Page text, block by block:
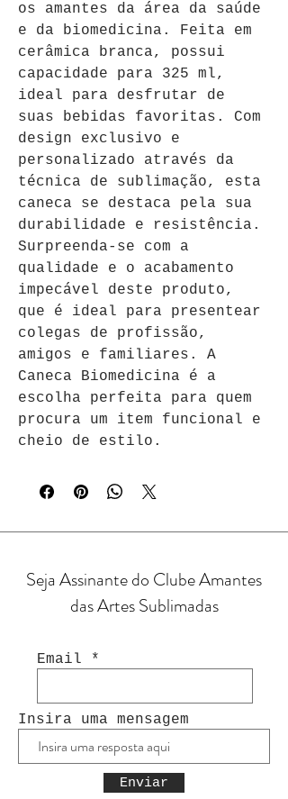
os amantes da área da saúde
e da biomedicina. Feita em
cerâmica branca, possui
capacidade para 325 ml,
ideal para desfrutar de
suas bebidas favoritas. Com
design exclusivo e
personalizado através da
técnica de sublimação, esta
caneca se destaca pela sua
durabilidade e resistência.
Surpreenda-se com a
qualidade e o acabamento
impecável deste produto,
que é ideal para presentear
colegas de profissão,
amigos e familiares. A
Caneca Biomedicina é a
escolha perfeita para quem
procura um item funcional e
cheio de estilo.
Seja Assinante do Clube Amantes
das Artes Sublimadas
Email
Insira uma mensagem
Enviar